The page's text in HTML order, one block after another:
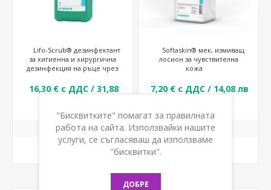
Lifo-Scrub® дезинфектант
за хигиенна и хирургична
дезинфекция на ръце чрез
16,30 € с ДДС / 31,88
Softaskin® мек, измиващ
лосион за чувствителна
кожа
7,20 € с ДДС / 14,08 лв
"Бисквитките" помагат за правилната
работа на сайта. Използвайки нашите
услуги, се съгласяваш да използваме
"бисквитки".
ДОБРЕ